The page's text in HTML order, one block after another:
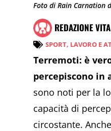
Foto di Rain Carnation
REDAZIONE
SPORT, LAVORO E
Terremoti: è
percepiscono in
sono noti per la
capacità di
circostante.